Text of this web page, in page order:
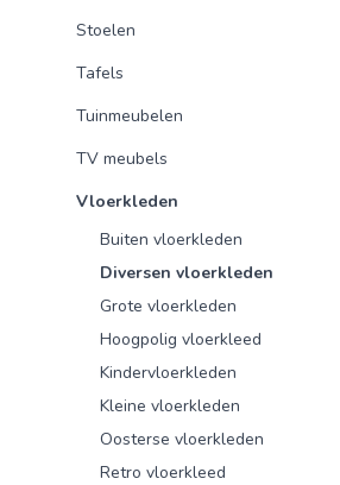
Stoelen
Tafels
Tuinmeubelen
TV meubels
Vloerkleden
Buiten vloerkleden
Diversen vloerkleden
Grote vloerkleden
Hoogpolig vloerkleed
Kindervloerkleden
Kleine vloerkleden
Oosterse vloerkleden
Retro vloerkleed